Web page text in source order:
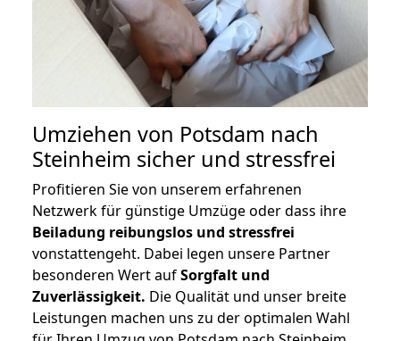
Umziehen von Potsdam nach
Steinheim sicher und stressfrei
Profitieren Sie von unserem erfahrenen
Netzwerk für günstige Umzüge oder dass ihre
Beiladung reibungslos und stressfrei
vonstattengeht. Dabei legen unsere Partner
besonderen Wert aufSorgfalt und
Zuverlässigkeit. Die Qualität und unser breite
Leistungen machen uns zu der optimalen Wahl